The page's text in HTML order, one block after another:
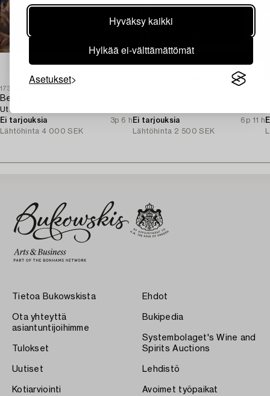
Hyväksy kaikki
Hylkää ei-välttämättömät
Asetukset
1731898
Bengt Ellis
Utan titel.
Ei tarjouksia
3p 6 h
Lähtöhinta 4 000 SEK
Ei tarjouksia
6p 11 h
Lähtöhinta 2 500 SEK
Tietoa Bukowskista
Ota yhteyttä
asiantuntijoihimme
Tulokset
Uutiset
Kotiarviointi
Ehdot
Bukipedia
Systembolaget's Wine and
Spirits Auctions
Lehdistö
Avoimet työpaikat